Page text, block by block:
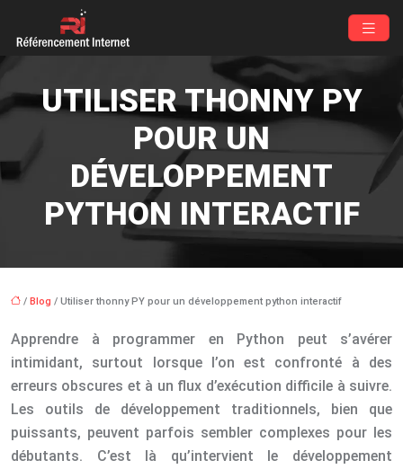
UTILISER THONNY PY
POUR UN
DÉVELOPPEMENT
PYTHON INTERACTIF
/ Blog / Utiliser thonny PY pour un développement python interactif
Apprendre à programmer en Python peut s’avérer
intimidant, surtout lorsque l’on est confronté à des
erreurs obscures et à un flux d’exécution difficile à suivre.
Les outils de développement traditionnels, bien que
puissants, peuvent parfois sembler complexes pour les
débutants. C’est là qu’intervient le développement